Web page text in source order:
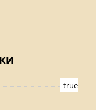
true